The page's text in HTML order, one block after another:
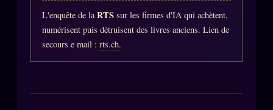
FAQ
Corrections · Erratum
Mentions légales
L'enquête de laRTS sur les firmes d'IA qui achètent,
numérisent puis détruisent des livres anciens. Lien de
secours e mail : rts.ch.